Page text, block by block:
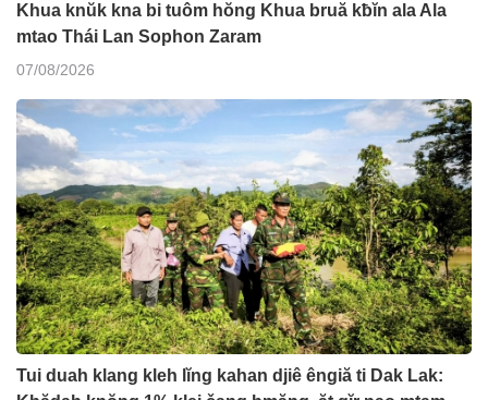
Khua knŭk kna bi tuôm hŏng Khua bruă kƀĭn ala Ala
mtao Thái Lan Sophon Zaram
07/08/2026
Tui duah klang kleh lĭng kahan djiê êngiă ti Dak Lak: